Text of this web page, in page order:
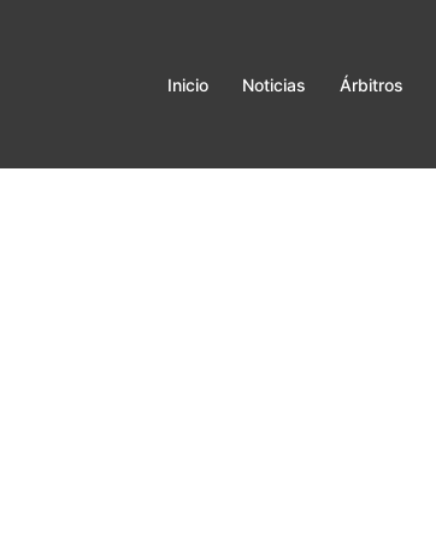
Inicio Noticias Árbitros